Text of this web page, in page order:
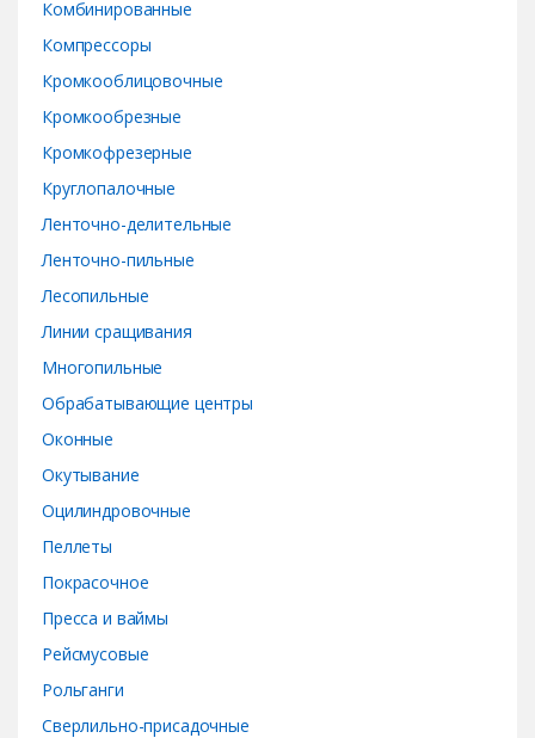
Комбинированные
Компрессоры
Кромкооблицовочные
Кромкообрезные
Кромкофрезерные
Круглопалочные
Ленточно-делительные
Ленточно-пильные
Лесопильные
Линии сращивания
Многопильные
Обрабатывающие центры
Оконные
Окутывание
Оцилиндровочные
Пеллеты
Покрасочное
Пресса и ваймы
Рейсмусовые
Рольганги
Сверлильно-присадочные